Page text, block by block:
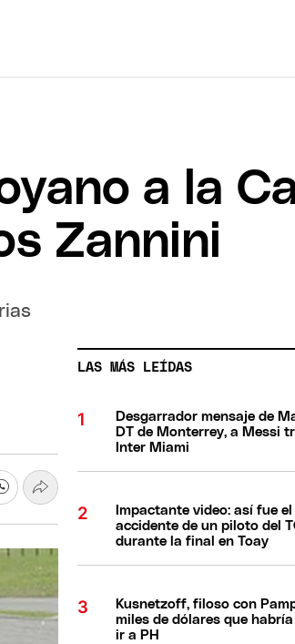
a la
Zannini
LAS MÁS LEÍDAS
Desgarrador mensaje de
DT de Monterrey, a Messi
Inter Miami
Impactante video: así fue
accidente de un piloto del
durante la final en Toay
Kusnetzoff, filoso con
miles de dólares que
ir a PH